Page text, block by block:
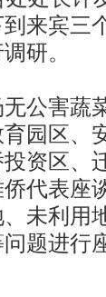
来宾三
研。
公害蔬
园区、
资区、
代表座
未利用
题进行